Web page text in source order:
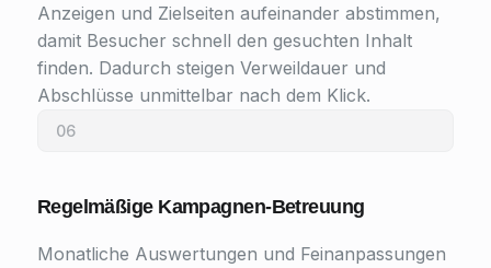
Anzeigen und Zielseiten aufeinander abstimmen,
damit Besucher schnell den gesuchten Inhalt
finden. Dadurch steigen Verweildauer und
Abschlüsse unmittelbar nach dem Klick.
06
Regelmäßige Kampagnen-Betreuung
Monatliche Auswertungen und Feinanpassungen